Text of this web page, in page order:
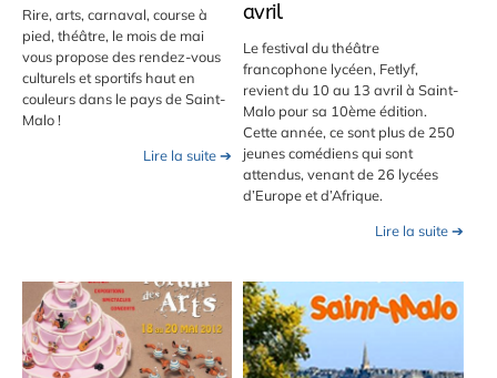
Rire, arts, carnaval, course à
pied, théâtre, le mois de mai
vous propose des rendez-vous
culturels et sportifs haut en
couleurs dans le pays de Saint-
Malo !
Lire la suite ➔
avril
Le festival du théâtre
francophone lycéen, Fetlyf,
revient du 10 au 13 avril à Saint-
Malo pour sa 10ème édition.
Cette année, ce sont plus de 250
jeunes comédiens qui sont
attendus, venant de 26 lycées
d’Europe et d’Afrique.
Lire la suite ➔